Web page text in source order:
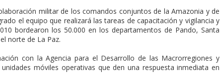
militar de los comandos conjuntos de la Amazonia y de
el equipo que realizará las tareas de capacitación y vigilancia y
bordearon los 50.000 en los departamentos de Pando, Santa
norte de La Paz.
con la Agencia para el Desarrollo de las Macrorregiones y
móviles operativas que den una respuesta inmediata en